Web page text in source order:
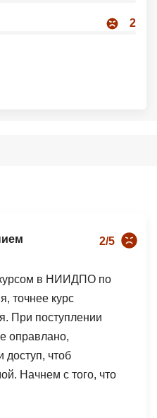
2
2/5
в НИИДПО по
точнее курс
При поступлении
оправлано,
доступ, чтоб
Начнем с того, что
для понимания, это